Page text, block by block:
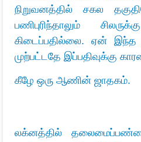
நிறுவனத்தில் சகல
பணிபுரிந்தாலும்
கிடைப்பதில்லை. ஏன்
முற்பட்டதே இப்பதிவுக்கு
கீழே ஒரு ஆணின் ஜாதகம்.
லக்னத்தில் தலைமைப்பண்பை